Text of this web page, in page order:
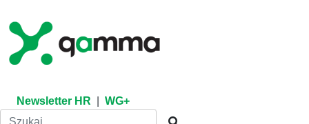
content
Newsletter HR WG+